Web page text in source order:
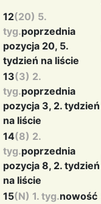
12(20) 5.
tyg.poprzednia
pozycja 20, 5.
tydzień na liście
13(3) 2.
tyg.poprzednia
pozycja 3, 2. tydzień
na liście
14(8) 2.
tyg.poprzednia
pozycja 8, 2. tydzień
na liście
15(N) 1. tyg.nowość